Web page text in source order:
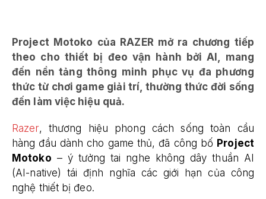
Project Motoko của RAZER mở ra chương tiếp
theo cho thiết bị đeo vận hành bởi AI, mang
đến nền tảng thông minh phục vụ đa phương
thức từ chơi game giải trí, thường thức đời sống
đến làm việc hiệu quả.
Razer, thương hiệu phong cách sống toàn cầu
hàng đầu dành cho game thủ, đã công bố Project
Motoko – ý tưởng tai nghe không dây thuần AI
(AI-native) tái định nghĩa các giới hạn của công
nghệ thiết bị đeo.